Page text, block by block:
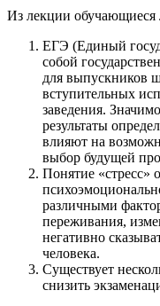
Из лекции обучающиеся
ЕГЭ (Единый
собой
для выпускников
вступительных
заведения.
результаты
влияют на
выбор будущей
Понятие «стресс»
различными
переживания,
негативно
человека.
Существует
снизить